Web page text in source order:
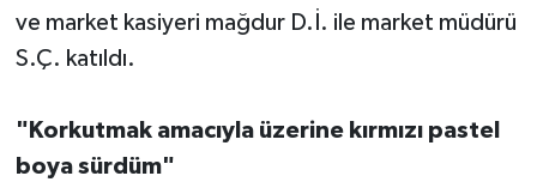
ve market kasiyeri mağdur D.İ. ile market müdürü
S.Ç. katıldı.
"Korkutmak amacıyla üzerine kırmızı pastel
boya sürdüm"